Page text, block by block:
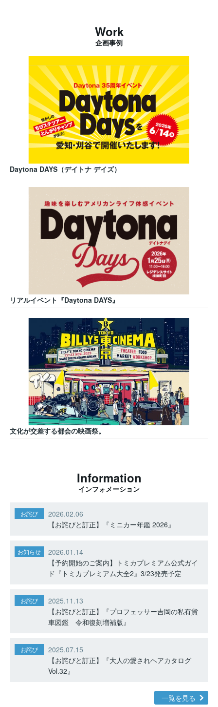
Work
企画事例
Daytona DAYS（デイトナ デイズ）
リアルイベント『Daytona DAYS』
文化が交差する都会の映画祭。
Information
インフォメーション
お詫び
2026.02.06
【お詫びと訂正】『ミニカー年鑑 2026』
お知らせ
2026.01.14
【予約開始のご案内】トミカプレミアム公式ガイ
ド『トミカプレミアム大全2』3/23発売予定
お詫び
2025.11.13
【お詫びと訂正】『プロフェッサー吉岡の私有貨
車図鑑 令和復刻増補版』
お詫び
2025.07.15
【お詫びと訂正】『大人の愛されヘアカタログ
Vol.32』
一覧を見る